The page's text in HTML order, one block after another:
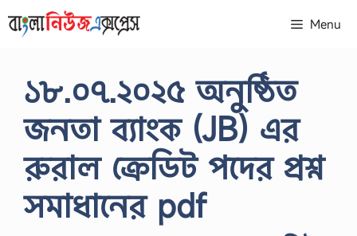
to
Menu
১৮.০৭.২০২৫ অনুষ্ঠিত
জনতা ব্যাংক (JB) এর
রুরাল ক্রেডিট পদের প্রশ্ন
সমাধানের pdf